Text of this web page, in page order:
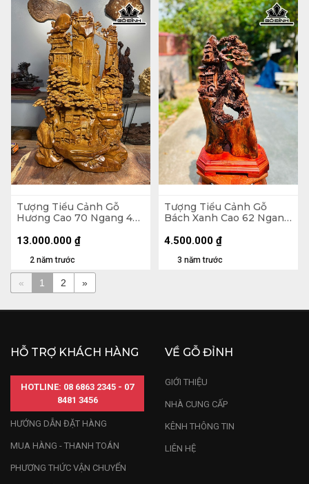
Tượng Tiểu Cảnh Gỗ
Hương Cao 70 Ngang 46
2 năm trước
13.000.000 ₫
Tượng Tiểu Cảnh Gỗ
Bách Xanh Cao 62 Ngang
3 năm trước
4.500.000 ₫
« 1 2 »
HỖ TRỢ KHÁCH HÀNG
HOTLINE: 08 6863 2345 - 07
8481 3456
HƯỚNG DẪN ĐẶT HÀNG
MUA HÀNG - THANH TOÁN
PHƯƠNG THỨC VẬN CHUYỂN
VỀ GỖ ĐỈNH
GIỚI THIỆU
NHÀ CUNG CẤP
KÊNH THÔNG TIN
LIÊN HỆ